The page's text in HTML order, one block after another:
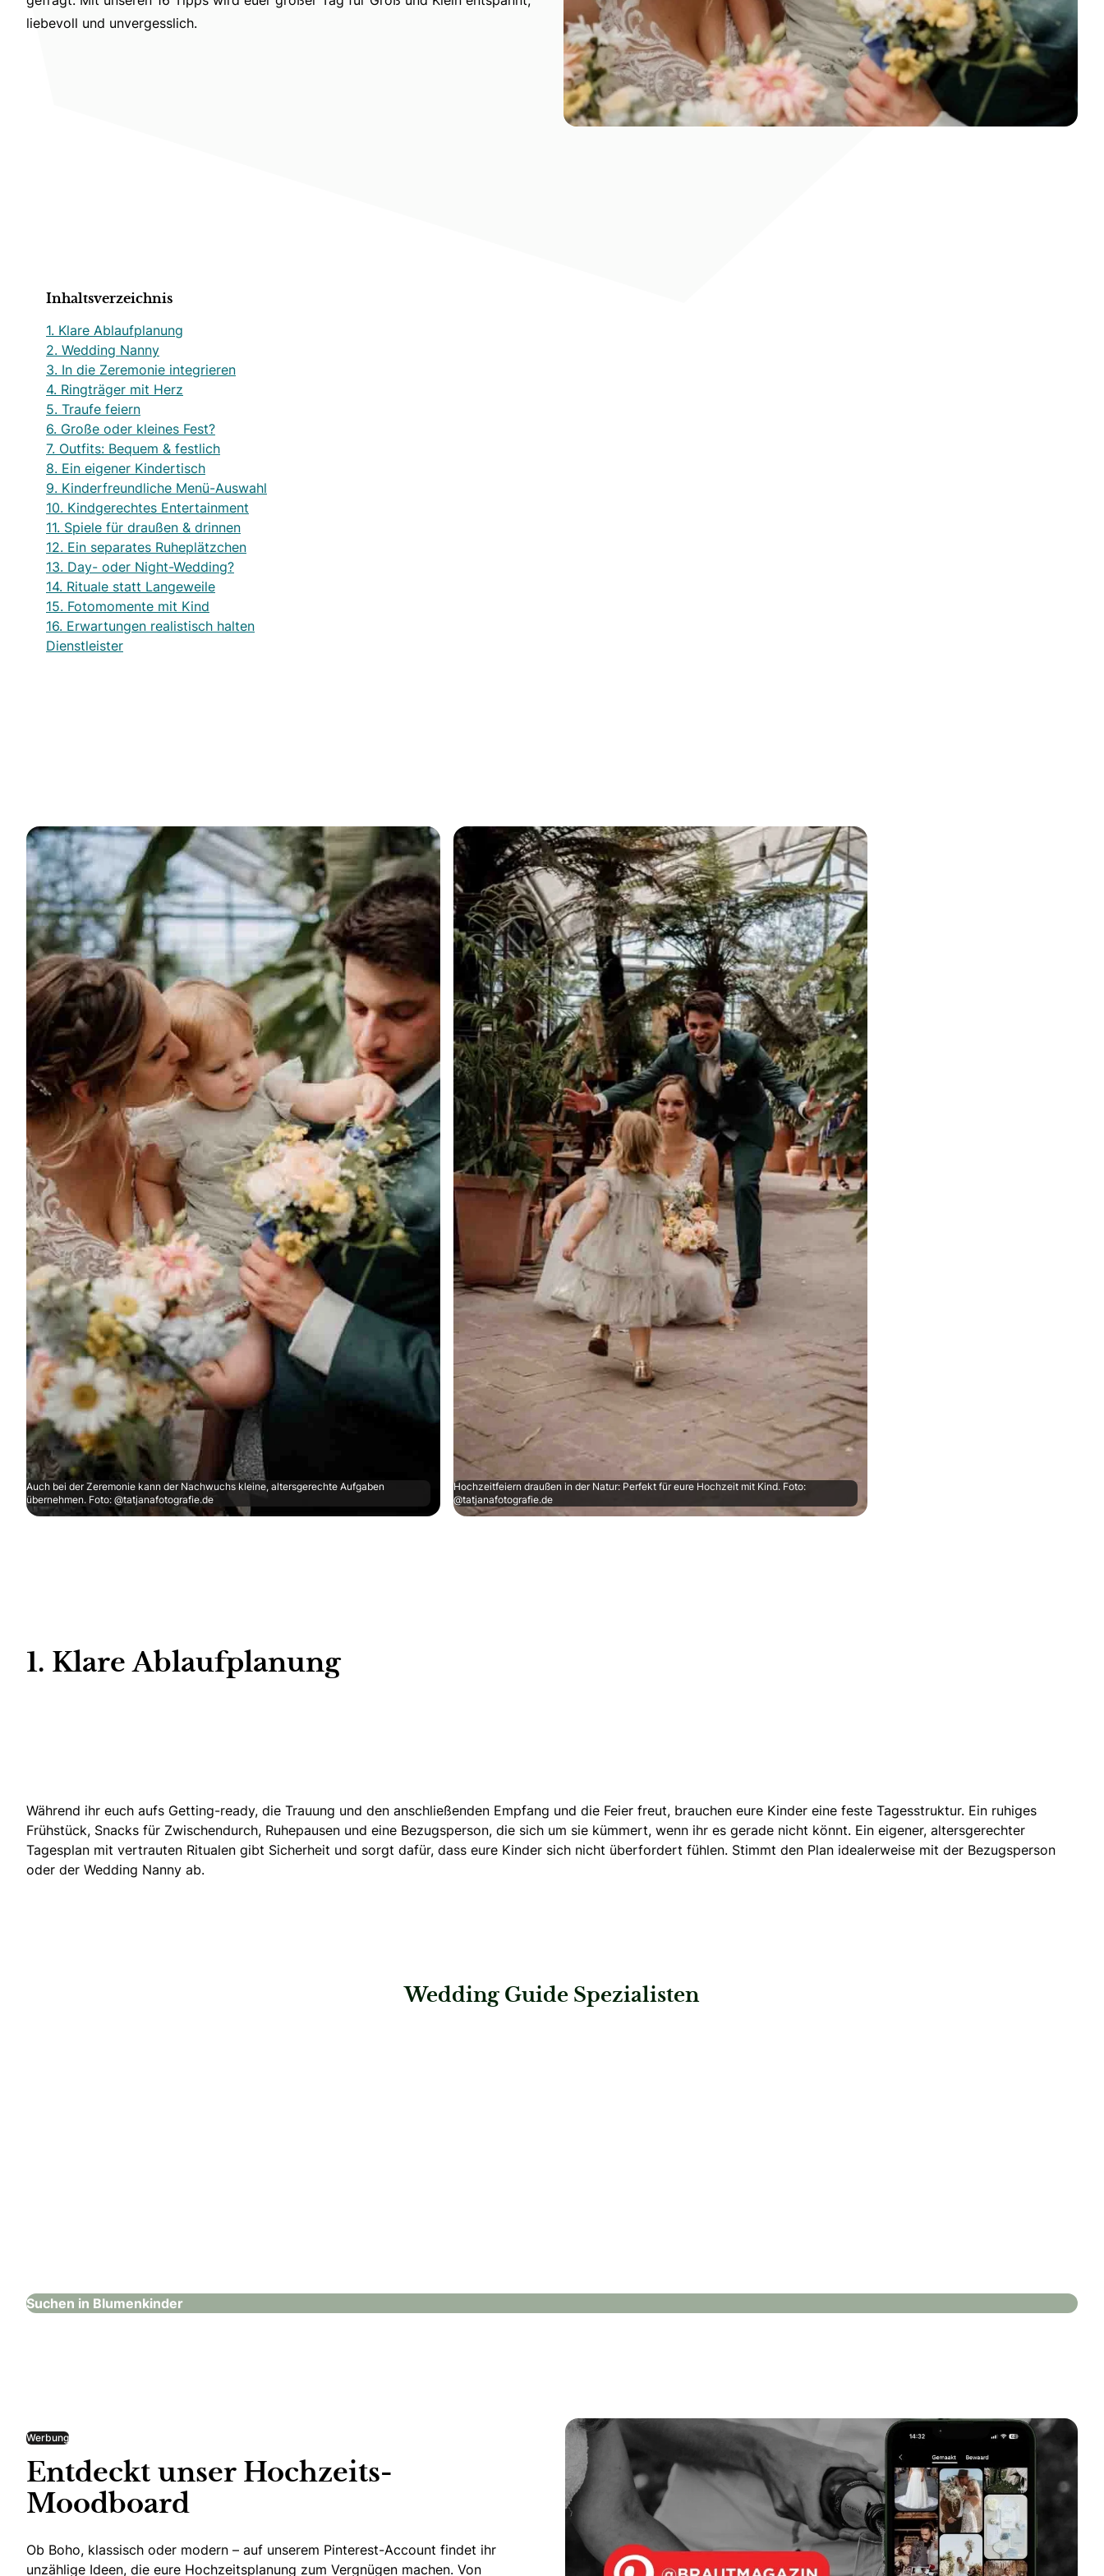
liebevoll und unvergesslich.
Inhaltsverzeichnis
1. Klare Ablaufplanung
2. Wedding Nanny
3. In die Zeremonie integrieren
4. Ringträger mit Herz
5. Traufe feiern
6. Große oder kleines Fest?
7. Outfits: Bequem & festlich
8. Ein eigener Kindertisch
9. Kinderfreundliche Menü-Auswahl
10. Kindgerechtes Entertainment
11. Spiele für draußen & drinnen
12. Ein separates Ruheplätzchen
13. Day- oder Night-Wedding?
14. Rituale statt Langeweile
15. Fotomomente mit Kind
16. Erwartungen realistisch halten
Dienstleister
Auch bei der Zeremonie kann der Nachwuchs kleine, altersgerechte Aufgaben
übernehmen. Foto: @tatjanafotografie.de
Hochzeitfeiern draußen in der Natur: Perfekt für eure Hochzeit mit Kind. Foto:
@tatjanafotografie.de
1. Klare Ablaufplanung
Während ihr euch aufs Getting-ready, die Trauung und den anschließenden Empfang und die Feier freut, brauchen eure Kinder eine feste Tagesstruktur. Ein ruhiges
Frühstück, Snacks für Zwischendurch, Ruhepausen und eine Bezugsperson, die sich um sie kümmert, wenn ihr es gerade nicht könnt. Ein eigener, altersgerechter
Tagesplan mit vertrauten Ritualen gibt Sicherheit und sorgt dafür, dass eure Kinder sich nicht überfordert fühlen. Stimmt den Plan idealerweise mit der Bezugsperson
oder der Wedding Nanny ab.
Wedding Guide Spezialisten
Suchen in Blumenkinder
Werbung
Entdeckt unser Hochzeits-
Moodboard
Ob Boho, klassisch oder modern – auf unserem Pinterest-Account findet ihr
unzählige Ideen, die eure Hochzeitsplanung zum Vergnügen machen. Von